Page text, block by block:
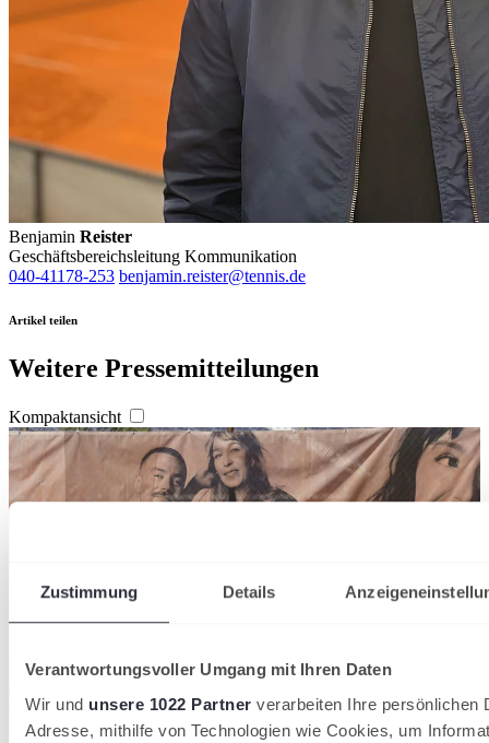
Zustimmung Details
Verantwortungsvoller Umgang mit Ihren Daten
Wir und unsere 1022 Partner verarbeiten Ihre persönlichen
Adresse, mithilfe von Technologien wie Cookies, um
Benjamin Reister
Geschäftsbereichsleitung Kommunikation
040-41178-253 benjamin.reister@tennis.de
Artikel teilen
Weitere Pressemitteilungen
Kompaktansicht